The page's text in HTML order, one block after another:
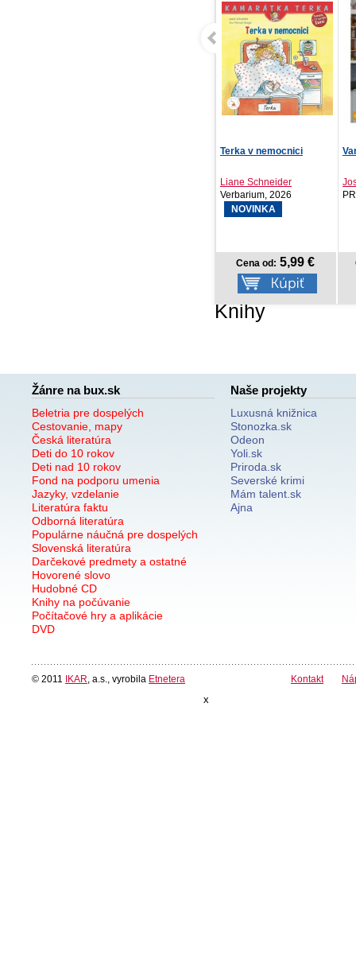
Varenie bez výhovoriek
Joshua Weissman
PRÍRODA, 2022
Cena od:19,92 €
Knihy
Žánre na bux.sk
Beletria pre dospelých
Cestovanie, mapy
Česká literatúra
Deti do 10 rokov
Deti nad 10 rokov
Fond na podporu umenia
Jazyky, vzdelanie
Literatúra faktu
Odborná literatúra
Populárne náučná pre dospelých
Slovenská literatúra
Darčekové predmety a ostatné
Hovorené slovo
Hudobné CD
Knihy na počúvanie
Počítačové hry a aplikácie
DVD
Naše projekty
Luxusná knižnica
Stonozka.sk
Odeon
Yoli.sk
Priroda.sk
Severské krimi
Mám talent.sk
Ajna
© 2011 IKAR , a.s., vyrobila Etnetera Kontakt
x